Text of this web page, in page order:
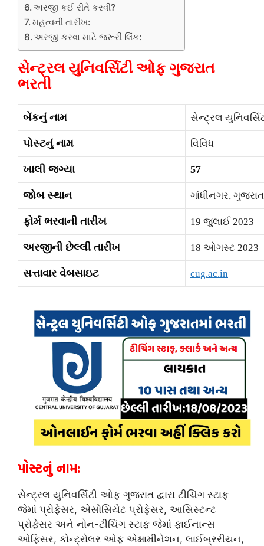
અરજી કઈ રીતે કરવી?
મહત્વની તારીખ:
અરજી કરવા માટે જરૂરી લિંક:
સેન્ટ્રલ યુનિવર્સિટી ઓફ ગુજરાત
ભરતી
બેંકનું નામ સેન્ટ્રલ
પોસ્ટનું નામ વિવિધ
ખાલી જગ્યા 57
જોબ સ્થાન ગાંધીનગર, ગુજરાત
ફોર્મ ભરવાની તારીખ 19 જુલાઈ 2023
અરજીની છેલ્લી તારીખ 18 ઓગસ્ટ 2023
સત્તાવાર વેબસાઇટ cug.ac.in
પોસ્ટનું નામ:
સેન્ટ્રલ યુનિવર્સિટી ઓફ ગુજરાત દ્વારા ટીચિંગ સ્ટાફ
જેમાં પ્રોફેસર, એસોસિયેટ પ્રોફેસર, આસિસ્ટન્ટ
પ્રોફેસર અને નોન-ટીચિંગ સ્ટાફ જેમાં ફાઈનાન્સ
ઓફિસર, કોન્ટ્રોલર ઓફ એક્ષામીનેશન, લાઈબ્રરીયન,